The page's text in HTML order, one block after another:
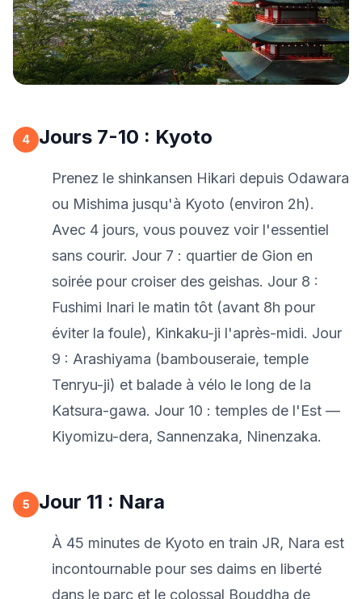
4 Jours 7-10 : Kyoto
Prenez le shinkansen Hikari depuis Odawara
ou Mishima jusqu'à Kyoto (environ 2h).
Avec 4 jours, vous pouvez voir l'essentiel
sans courir. Jour 7 : quartier de Gion en
soirée pour croiser des geishas. Jour 8 :
Fushimi Inari le matin tôt (avant 8h pour
éviter la foule), Kinkaku-ji l'après-midi. Jour
9 : Arashiyama (bambouseraie, temple
Tenryu-ji) et balade à vélo le long de la
Katsura-gawa. Jour 10 : temples de l'Est —
Kiyomizu-dera, Sannenzaka, Ninenzaka.
5 Jour 11 : Nara
À 45 minutes de Kyoto en train JR, Nara est
incontournable pour ses daims en liberté
dans le parc et le colossal Bouddha de